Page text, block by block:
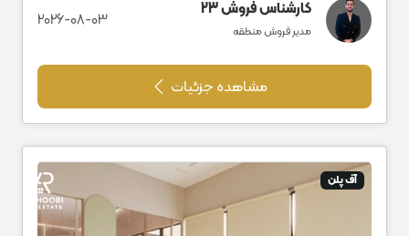
کارشناس فروش 23
مدیر فروش منطقه
2026-08-03
مشاهده جزئیات
آف پلن